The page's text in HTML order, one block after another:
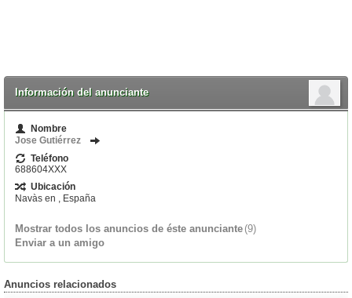
Información del anunciante
Nombre
Jose Gutiérrez
Teléfono
688604XXX
Ubicación
Navàs en , España
Mostrar todos los anuncios de éste anunciante (9)
Enviar a un amigo
Anuncios relacionados